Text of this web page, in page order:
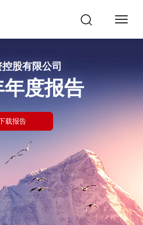
股有限公司
度报告
载报告